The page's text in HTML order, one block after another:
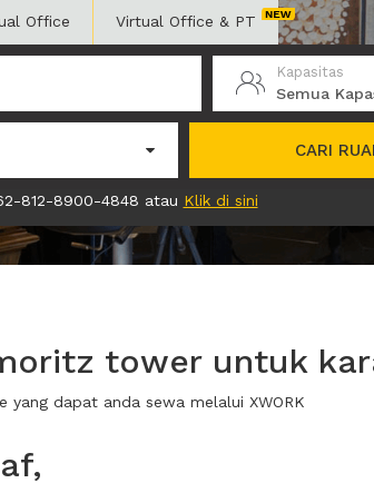
Office Virtual Office & PT
Kapasitas
Semua
CARI
812-8900-4848 atau Klik di sini
tower untuk
dapat anda sewa melalui XWORK